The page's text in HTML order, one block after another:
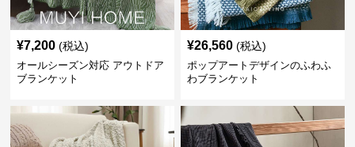
¥7,200 (税込)
オールシーズン対応 アウトドア
ブランケット
¥26,560 (税込)
ポップアートデザインのふわふ
わブランケット